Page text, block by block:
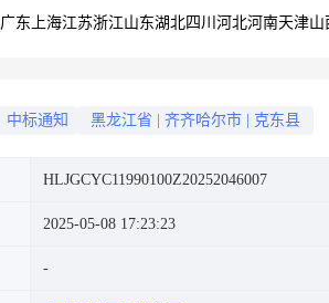
广东 上海江苏浙江山东湖北四川 河北河南天津山
中标通知 黑龙江省 齐齐哈尔市 克东县
HLJGCYC11990100Z20252046007
2025-05-08 17:23:23